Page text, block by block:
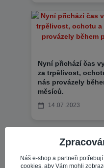
14 07 2023
Nyní přichází čas
za trpělivost,
nás provázely
měsíců.
Náš e-shop a partneři
cookies, aby Vám mohli